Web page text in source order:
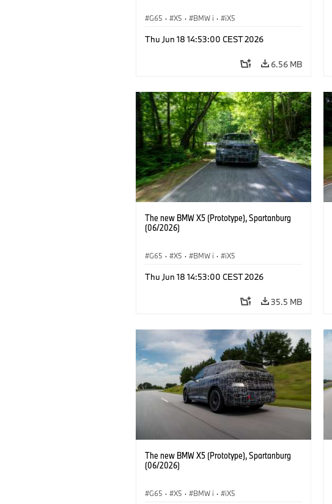
G65 · X5 · BMW i · iX5
Thu Jun 18 14:53:00 CEST 2026
6.56 MB
The new BMW X5 (Prototype), Spartanburg
(06/2026)
G65 · X5 · BMW i · iX5
Thu Jun 18 14:53:00 CEST 2026
35.5 MB
The new BMW X5 (Prototype), Spartanburg
(06/2026)
G65 · X5 · BMW i · iX5